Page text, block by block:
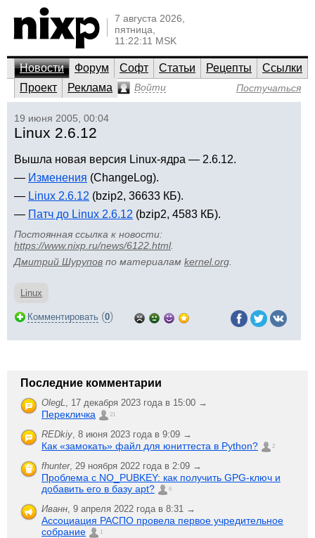
7 августа 2026,
пятница,
11:22:11 MSK
Новости Форум Софт Статьи Рецепты
Ссылки
Проект
Реклама Войти Постучаться
19 июня 2005, 00:04
Linux 2.6.12
Вышла новая версия Linux-ядра — 2.6.12.
— Изменения (ChangeLog).
— Linux 2.6.12 (bzip2, 36633 КБ).
— Патч до Linux 2.6.12 (bzip2, 4583 КБ).
Постоянная ссылка к новости:
https://www.nixp.ru/news/6122.html.
Дмитрий Шурупов по материалам kernel.org
Linux
Комментировать (0)
Последние комментарии
OlegL, 17 декабря 2023 года в 15:00 →
Перекличка 21
REDkiy, 8 июня 2023 года в 9:09 →
Как «замокать» файл для юниттеста в Python? 2
fhunter, 29 ноября 2022 года в 2:09 →
Проблема с NO_PUBKEY: как получить GPG-ключ и
добавить его в базу apt?
6
Иванн, 9 апреля 2022 года в 8:31 →
Ассоциация РАСПО провела первое учредительное
собрание
1